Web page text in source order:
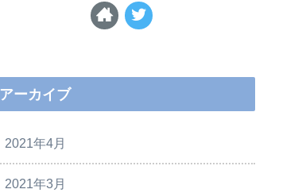
アーカイブ
2021年4月
2021年3月